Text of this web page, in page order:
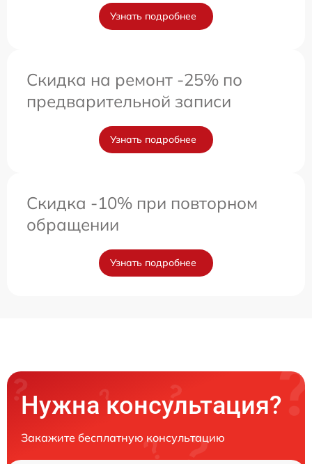
Узнать подробнее
Скидка на ремонт -25% по
предварительной записи
Узнать подробнее
Скидка -10% при повторном
обращении
Узнать подробнее
Нужна консультация?
Закажите бесплатную консультацию